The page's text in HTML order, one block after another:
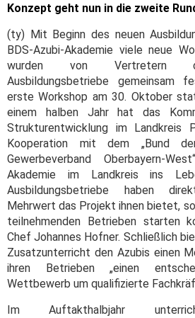
Konzept geht nun in die zweite
(ty) Mit Beginn des neuen
BDS-Azubi-Akademie viele neue
wurden von Vertretern
Ausbildungsbetriebe gemeinsam
erste Workshop am 30. Oktober
einem halben Jahr hat das
Strukturentwicklung im Landkreis
Kooperation mit dem „Bund
Gewerbeverband Oberbayern-
Akademie im Landkreis ins
Ausbildungsbetriebe haben
Mehrwert das Projekt ihnen bietet,
teilnehmenden Betrieben starten
Chef Johannes Hofner. Schließlich
Zusatzunterricht den Azubis einen
ihren Betrieben „einen
Wettbewerb um qualifizierte
Im Auftakthalbjahr